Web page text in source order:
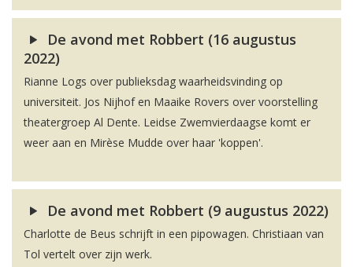
De avond met Robbert (16 augustus
2022)
Rianne Logs over publieksdag waarheidsvinding op
universiteit. Jos Nijhof en Maaike Rovers over voorstelling
theatergroep Al Dente. Leidse Zwemvierdaagse komt er
weer aan en Mirèse Mudde over haar 'koppen'.
De avond met Robbert (9 augustus 2022)
Charlotte de Beus schrijft in een pipowagen. Christiaan van
Tol vertelt over zijn werk.